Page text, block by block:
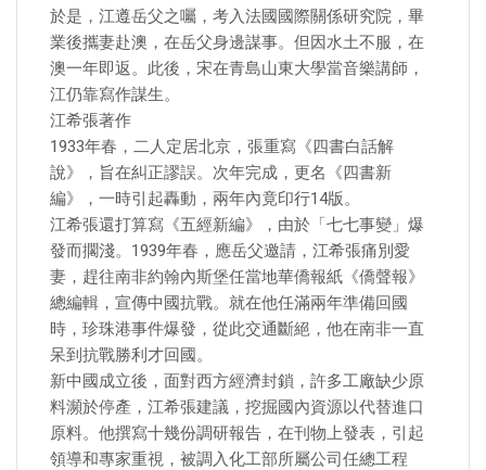
於是，江遵岳父之囑，考入法國國際關係研究院，畢
業後攜妻赴澳，在岳父身邊謀事。但因水土不服，在
澳一年即返。此後，宋在青島山東大學當音樂講師，
江仍靠寫作謀生。
江希張著作
1933年春，二人定居北京，張重寫《四書白話解
說》，旨在糾正謬誤。次年完成，更名《四書新
編》，一時引起轟動，兩年內竟印行14版。
江希張還打算寫《五經新編》，由於「七七事變」爆
發而擱淺。1939年春，應岳父邀請，江希張痛別愛
妻，趕往南非約翰內斯堡任當地華僑報紙《僑聲報》
總編輯，宣傳中國抗戰。就在他任滿兩年準備回國
時，珍珠港事件爆發，從此交通斷絕，他在南非一直
呆到抗戰勝利才回國。
新中國成立後，面對西方經濟封鎖，許多工廠缺少原
料瀕於停產，江希張建議，挖掘國內資源以代替進口
原料。他撰寫十幾份調研報告，在刊物上發表，引起
領導和專家重視，被調入化工部所屬公司任總工程